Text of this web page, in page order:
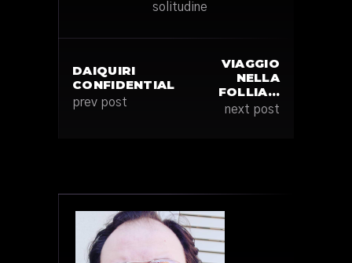
solitudine
DAIQUIRI
CONFIDENTIAL
prev post
VIAGGIO
NELLA
FOLLIA…
next post